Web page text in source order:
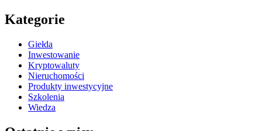
Kategorie
Giełda
Inwestowanie
Kryptowaluty
Nieruchomości
Produkty inwestycyjne
Szkolenia
Wiedza